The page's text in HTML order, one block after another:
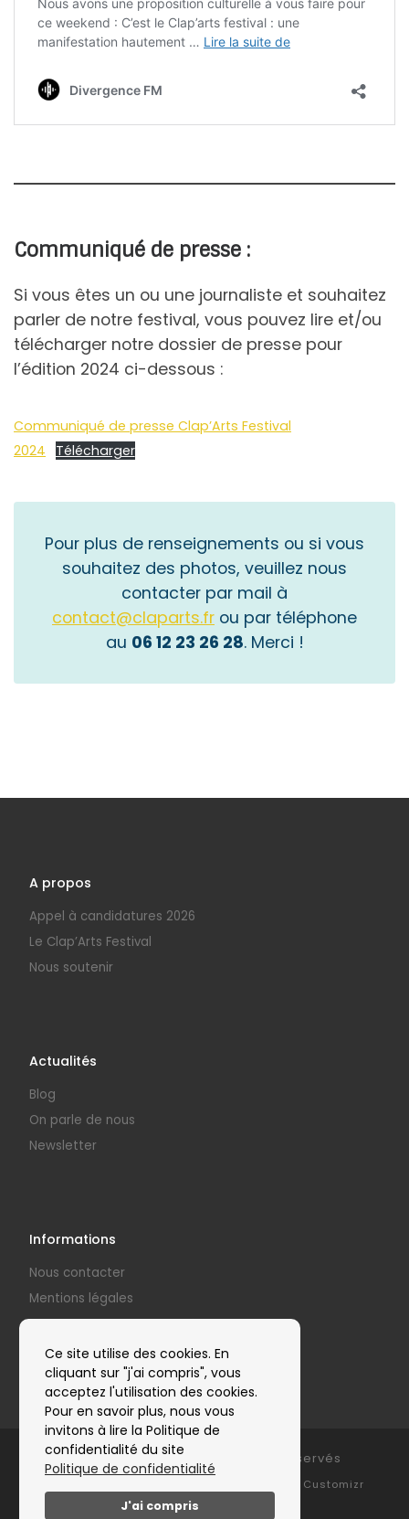
Ce site utilise des cookies. En
cliquant sur "j'ai compris", vous
acceptez l'utilisation des cookies.
Pour en savoir plus, nous vous
invitons à lire la Politique de
confidentialité du site
Politique de confidentialité
J'ai compris
Communiqué de presse :
Si vous êtes un ou une journaliste et souhaitez
parler de notre festival, vous pouvez lire et/ou
télécharger notre dossier de presse pour
l’édition 2024 ci-dessous :
Communiqué de presse Clap’Arts Festival
2024
Télécharger
Pour plus de renseignements ou si vous
souhaitez des photos, veuillez nous
contacter par mail à
contact@claparts.fr ou par téléphone
au 06 12 23 26 28. Merci !
A propos
Appel à candidatures 2026
Le Clap’Arts Festival
Nous soutenir
Actualités
Blog
On parle de nous
Newsletter
Informations
Nous contacter
Mentions légales
Politique de confidentialité
Nos partenaires
© 2026Clap'Arts– Tous droits réservés
Thème Customizr